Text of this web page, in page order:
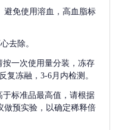
避免使用溶血，高血脂标
去除。
一次使用量分装，冻存
冻融，3-6月内检测。
标准品最高值，请根据
做预实验，以确定稀释倍